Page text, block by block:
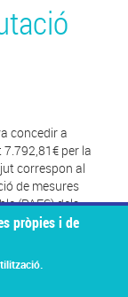
concedir a
per la
correspon al
de mesures
(PAES) dels
pròpies i de